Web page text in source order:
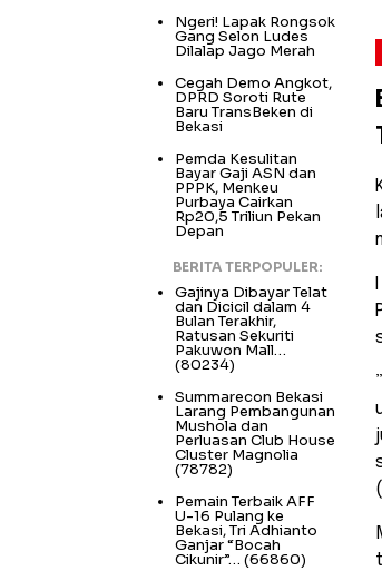
Ngeri! Lapak Rongsok
Gang Selon Ludes
Dilalap Jago Merah
Cegah Demo Angkot,
DPRD Soroti Rute
Baru TransBeken di
Bekasi
Pemda Kesulitan
Bayar Gaji ASN dan
PPPK, Menkeu
Purbaya Cairkan
Rp20,5 Triliun Pekan
Depan
BERITA TERPOPULER:
Gajinya Dibayar Telat
dan Dicicil dalam 4
Bulan Terakhir,
Ratusan Sekuriti
Pakuwon Mall…
(80234)
Summarecon Bekasi
Larang Pembangunan
Mushola dan
Perluasan Club House
Cluster Magnolia
(78782)
Pemain Terbaik AFF
U-16 Pulang ke
Bekasi, Tri Adhianto
Ganjar “Bocah
Cikunir”… (66860)